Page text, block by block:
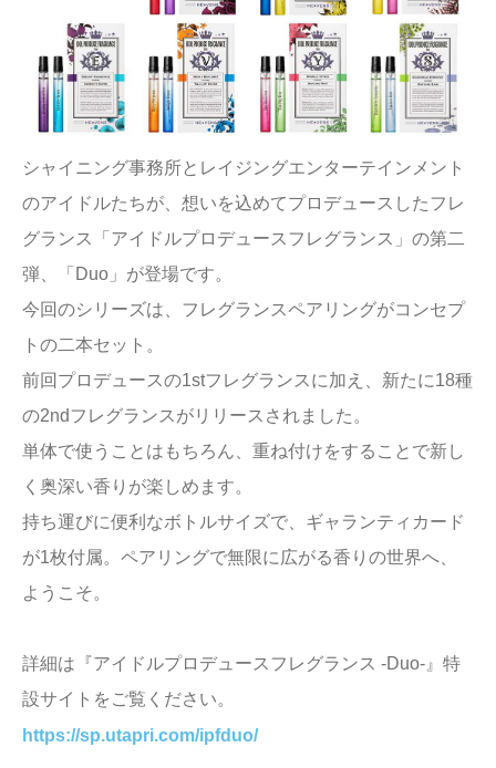
シャイニング事務所とレイジングエンターテインメント
のアイドルたちが、想いを込めてプロデュースしたフレ
グランス「アイドルプロデュースフレグランス」の第二
弾、「Duo」が登場です。
今回のシリーズは、フレグランスペアリングがコンセプ
トの二本セット。
前回プロデュースの1stフレグランスに加え、新たに18種
の2ndフレグランスがリリースされました。
単体で使うことはもちろん、重ね付けをすることで新し
く奥深い香りが楽しめます。
持ち運びに便利なボトルサイズで、ギャランティカード
が1枚付属。ペアリングで無限に広がる香りの世界へ、
ようこそ。
詳細は『アイドルプロデュースフレグランス -Duo-』特
設サイトをご覧ください。
https://sp.utapri.com/ipfduo/